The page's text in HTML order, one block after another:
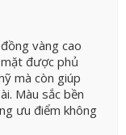
vàng cao
được phủ
mà còn giúp
Màu sắc bền
ưu điểm không